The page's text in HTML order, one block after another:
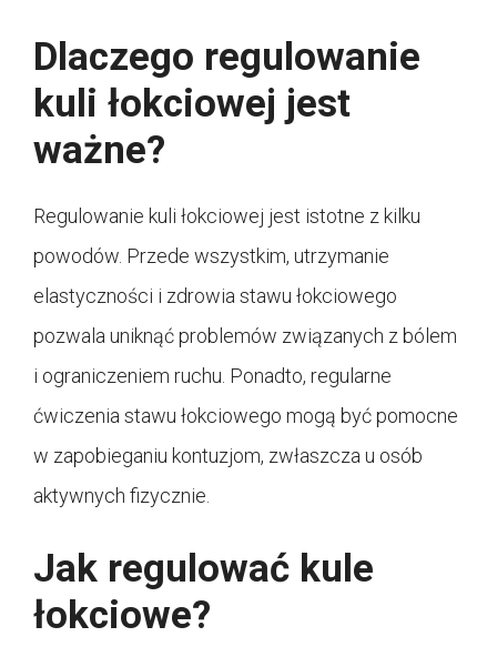
Dlaczego regulowanie
kuli łokciowej jest
ważne?
Regulowanie kuli łokciowej jest istotne z kilku
powodów. Przede wszystkim, utrzymanie
elastyczności i zdrowia stawu łokciowego
pozwala uniknąć problemów związanych z bólem
i ograniczeniem ruchu. Ponadto, regularne
ćwiczenia stawu łokciowego mogą być pomocne
w zapobieganiu kontuzjom, zwłaszcza u osób
aktywnych fizycznie.
Jak regulować kule
łokciowe?